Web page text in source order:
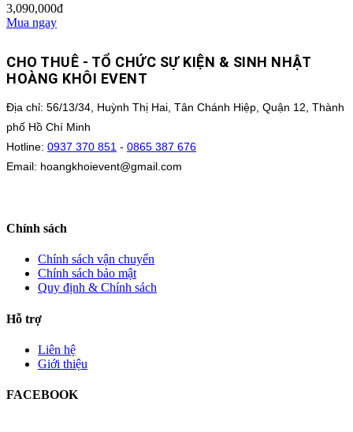
3,090,000đ
Mua ngay
CHO THUÊ - TỔ CHỨC SỰ KIỆN & SINH NHẬT
HOÀNG KHÔI EVENT
Địa chỉ: 56/13/34, Huỳnh Thị Hai, Tân Chánh Hiệp, Quận 12, Thành
phố Hồ Chí Minh
Hotline: 0937 370 851 - 0865 387 676
Email: hoangkhoievent@gmail.com
Chính sách
Chính sách vận chuyển
Chính sách bảo mật
Quy định & Chính sách
Hỗ trợ
Liên hệ
Giới thiệu
FACEBOOK